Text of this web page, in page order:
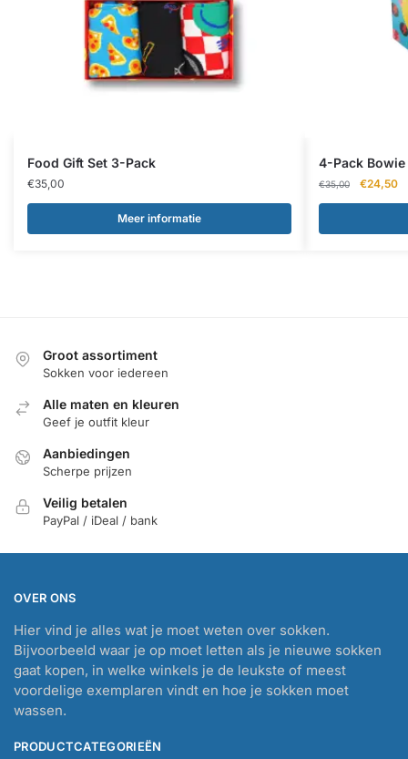
Food Gift Set 3-Pack
€35,00
Meer informatie
4-Pack
€35,00
€35,00.
€24,50
Groot assortiment
Sokken voor iedereen
Alle maten en kleuren
Geef je outfit kleur
Aanbiedingen
Scherpe prijzen
Veilig betalen
PayPal / iDeal / bank
OVER ONS
Hier vind je alles wat je moet weten over sokken.
Bijvoorbeeld waar je op moet letten als je nieuwe sokken
gaat kopen, in welke winkels je de leukste of meest
voordelige exemplaren vindt en hoe je sokken moet
wassen.
PRODUCTCATEGORIEËN